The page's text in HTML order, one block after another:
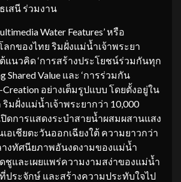
เสนี ร่วมงาน
Water Features’ หรือ
ลกของไทย ริมฝั่งแม่น้ำเจ้าพระยา
แนวคิด ‘การสร้างประโยชน์ร่วมกันทุก
Shared Value และ ‘การร่วมกัน
Creation อย่างเต็มรูปแบบ โดยตั้งอยู่ใน
มฝั่งแม่น้ำเจ้าพระยากว่า 10,000
ปิดการแสดงระบำสายน้ำผสมผสานแสง
เอเชียตะวันออกเฉียงใต้ ความยาวกว่า
างทัศนียภาพอันงดงามของแม่น้ำ
ดชูและเผยแพร่ความงามสง่าของแม่น้ำ
ประจักษ์ และสร้างความประทับใจไป